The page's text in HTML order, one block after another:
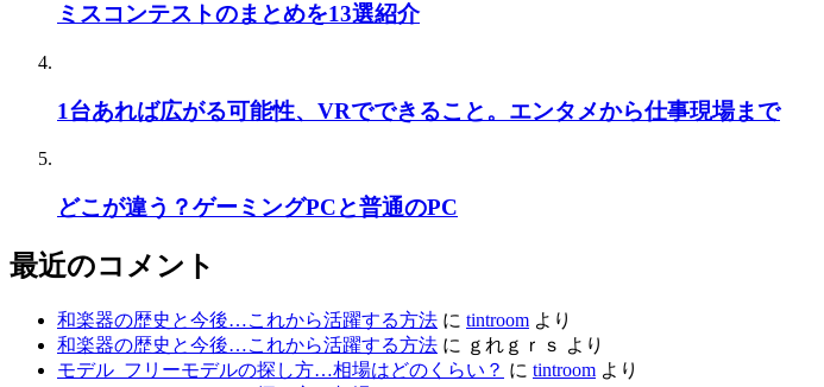
ミスコンテストのまとめを13選紹介
1台あれば広がる可能性、VRでできること。エンタメから仕事現場まで
どこが違う？ゲーミングPCと普通のPC
最近のコメント
和楽器の歴史と今後…これから活躍する方法 に tintroom より
和楽器の歴史と今後…これから活躍する方法 に ｇれｇｒｓ より
モデル_フリーモデルの探し方…相場はどのくらい？ に tintroom より